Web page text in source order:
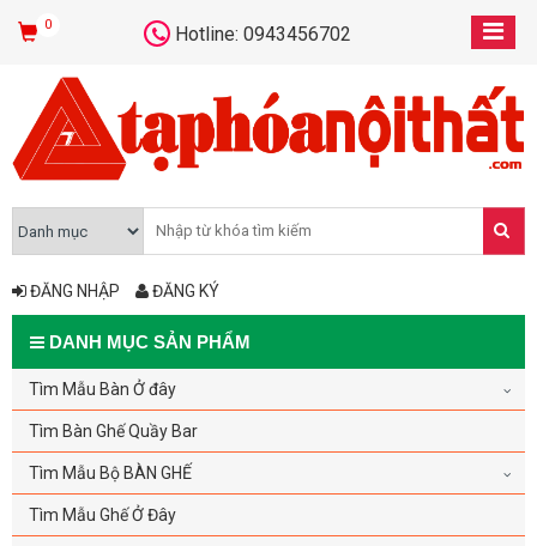
0 Hotline: 0943456702
ĐĂNG NHẬP ĐĂNG KÝ
DANH MỤC SẢN PHẨM
Tìm Mẫu Bàn Ở đây
Tìm Bàn Ghế Quầy Bar
Tìm Mẫu Bộ BÀN GHẾ
Tìm Mẫu Ghế Ở Đây